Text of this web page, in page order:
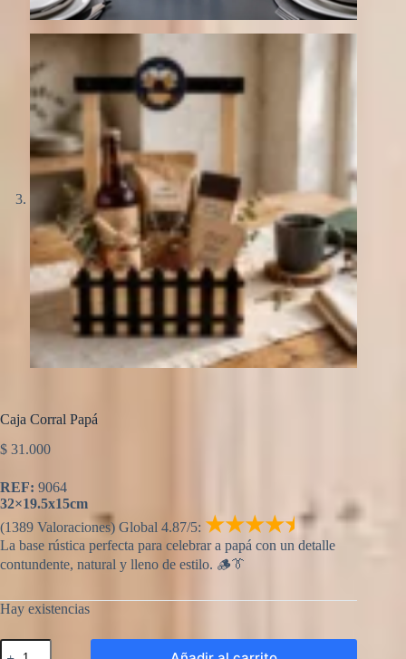
Caja Corral Papá
$ 31.000
REF: 9064
32×19.5x15cm
(1389 Valoraciones) Global 4.87/5: ★★★★★
La base rústica perfecta para celebrar a papá con un detalle
contundente, natural y lleno de estilo. 🪵👔
Hay existencias
Caja